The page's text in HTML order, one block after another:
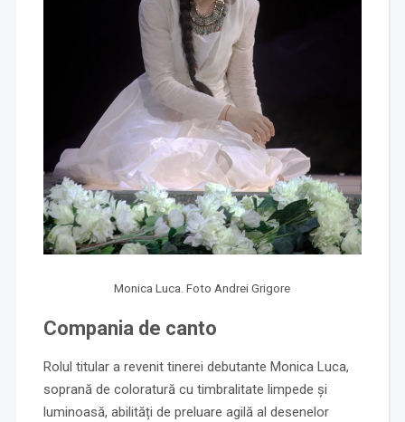
Monica Luca. Foto Andrei Grigore
Compania de canto
Rolul titular a revenit tinerei debutante Monica Luca,
soprană de coloratură cu timbralitate limpede și
luminoasă, abilități de preluare agilă al desenelor